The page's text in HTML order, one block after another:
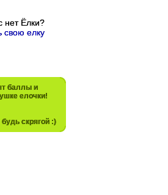
баллы и
елочки!
скрягой :)
Ёлки?
свою елку